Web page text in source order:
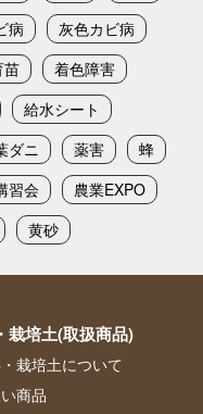
病
灰色カビ病
苗
着色障害
給水シート
ダニ 薬害
蜂
習会
農業EXPO
黄砂
栽培土(取扱商品)
栽培土について
商品